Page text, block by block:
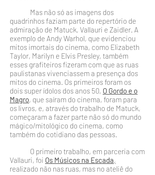
Mas não só as imagens dos
quadrinhos faziam parte do repertório de
admiração de Matuck, Vallauri e Zaidler. A
exemplo de Andy Warhol, que evidenciou
mitos imortais do cinema, como Elizabeth
Taylor, Marilyn e Elvis Presley, também
esses grafiteiros fizeram com que as ruas
paulista­nas vivenciassem a presença dos
mitos do cinema. Os primei­ros foram os
dois super ídolos dos anos 50, O Gordo e o
Magro, que saíram do cinema, foram para
os livros, e, atra­vés do trabalho de Matuck,
começaram a fazer parte não só do mundo
mágico/mitológico do cinema, como
também do cotidiano das pessoas.
O primeiro trabalho, em parceria com
Vallauri, foi Os Músicos na Escada,
realizado não nas ruas, mas no ateliê do